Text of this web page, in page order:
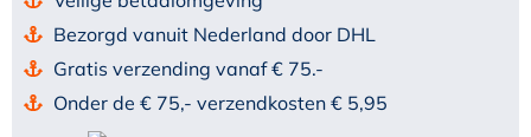
Bezorgd vanuit Nederland door DHL
Gratis verzending vanaf € 75.-
Onder de € 75,- verzendkosten € 5,95